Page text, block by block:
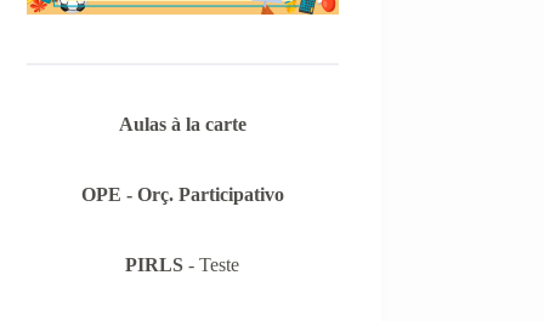
Aulas à la carte
OPE - Orç. Participativo
PIRLS - Teste